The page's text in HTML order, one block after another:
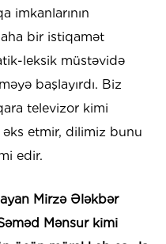
imkanlarının
bir istiqamət
leksik müstəvidə
başlayırdı. Biz
televizor kimi
etmir, dilimiz bunu
edir.
Mirzə Ələkbər
Mənsur kimi